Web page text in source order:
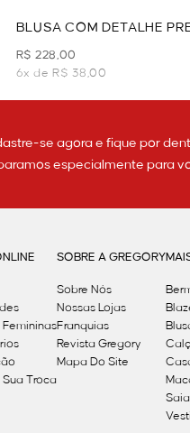
BLUSA COM DETALHE
BRANCO - PRETO
R$ 228,00
6x de R$ 38,00
se agora e fique por
especialmente para
Femininas
Troca
SOBRE A GREGORY
Sobre Nós
Nossas Lojas
Franquias
Revista Gregory
Mapa Do Site